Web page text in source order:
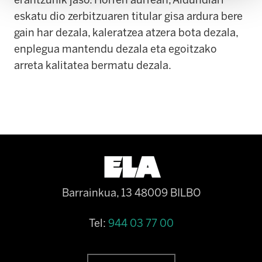
eskatu dio zerbitzuaren titular gisa ardura bere
gain har dezala, kaleratzea atzera bota dezala,
enplegua mantendu dezala eta egoitzako
arreta kalitatea bermatu dezala.
Barrainkua, 13 48009 BILBO
Tel: 944 03 77 00